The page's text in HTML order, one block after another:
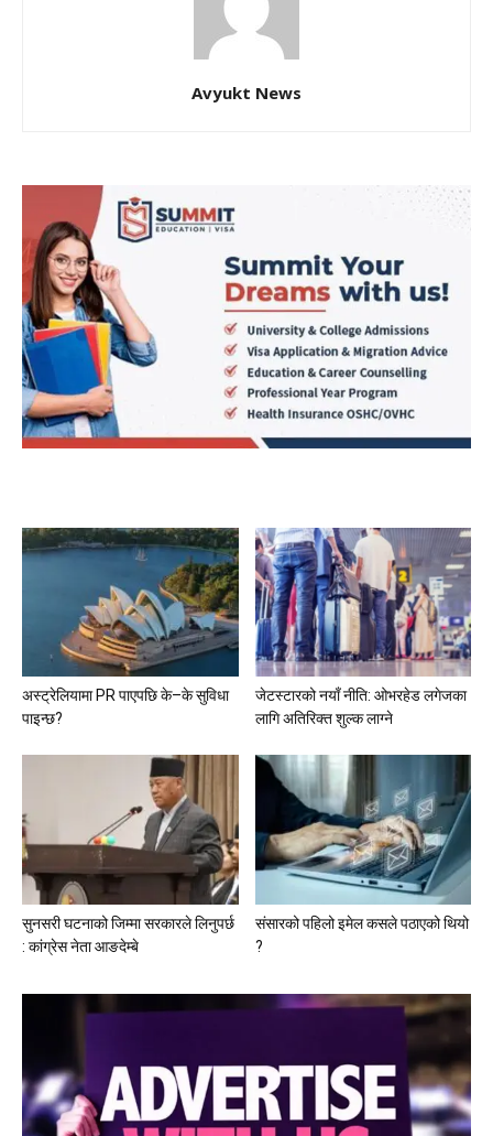
Avyukt News
अस्ट्रेलियामा PR पाएपछि के–के सुविधा
पाइन्छ?
जेटस्टारको नयाँ नीति: ओभरहेड लगेजका
लागि अतिरिक्त शुल्क लाग्ने
सुनसरी घटनाको जिम्मा सरकारले लिनुपर्छ
: कांग्रेस नेता आङदेम्बे
संसारको पहिलो इमेल कसले पठाएको थियो
?